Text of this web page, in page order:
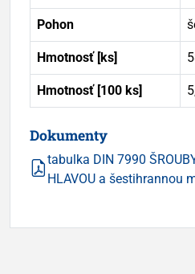
Pohon
Hmotnosť [ks]
Hmotnosť [100 ks]
Dokumenty
tabulka DIN 7990
HLAVOU a šestihrannou